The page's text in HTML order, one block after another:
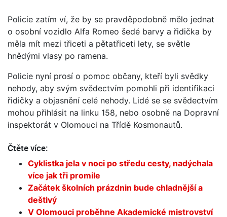
Policie zatím ví, že by se pravděpodobně mělo jednat
o osobní vozidlo Alfa Romeo šedé barvy a řidička by
měla mít mezi třiceti a pětatřiceti lety, se světle
hnědými vlasy po ramena.
Policie nyní prosí o pomoc občany, kteří byli svědky
nehody, aby svým svědectvím pomohli při identifikaci
řidičky a objasnění celé nehody. Lidé se se svědectvím
mohou přihlásit na linku 158, nebo osobně na Dopravní
inspektorát v Olomouci na Třídě Kosmonautů.
Čtěte více:
Cyklistka jela v noci po středu cesty, nadýchala
více jak tři promile
Začátek školních prázdnin bude chladnější a
deštivý
V Olomouci proběhne Akademické mistrovství